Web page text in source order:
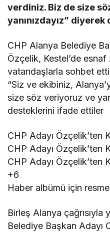
verdiniz. Biz de size
yanınızdayız”
CHP Alanya Belediye
Özçelik, Kestel’de esnaf
vatandaşlarla sohbet
“Siz ve ekibiniz,
size söz veriyoruz ve
desteklerini ifade ettiler
CHP Adayı Özçelik’ten
CHP Adayı Özçelik’ten
CHP Adayı Özçelik’ten
+6
Haber albümü için resme
Birleş Alanya çağrısıyla
Belediye Başkan Adayı